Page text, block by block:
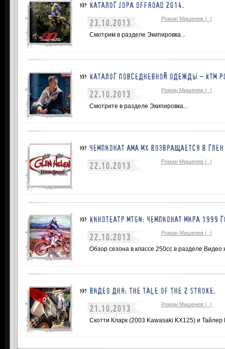
КАТАЛОГ JOPA OFFROAD 2014.
23.10.2013 Роман Мишенев (_)
Смотрим в разделе Экипировка...
КАТАЛОГ ПОВСЕДНЕВНОЙ ОДЕЖДЫ - КТМ
22.10.2013 Роман Мишенев (_)
Смотрите в разделе Экипировка...
ЧЕМПИОНАТ АМА МХ ВОЗВРАЩАЕТСЯ В
22.10.2013 Роман Мишенев (_)
КИНОТЕАТР MTGN: ЧЕМПИОНАТ МИРА
22.10.2013 Роман Мишенев (_)
Обзор сезона в классе 250сс в разделе
ВИДЕО ДНЯ: THE TALE OF THE 2 STROKE.
21.10.2013 Роман Мишенев (_)
Скотти Кларк (2003 Kawasaki KX125) и